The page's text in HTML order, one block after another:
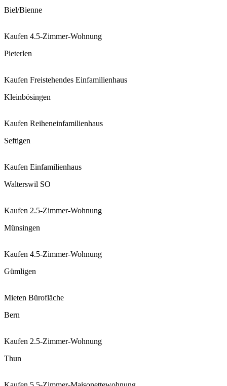
Biel/Bienne
Kaufen 4.5-Zimmer-Wohnung
Pieterlen
Kaufen Freistehendes Einfamilienhaus
Kleinbösingen
Kaufen Reiheneinfamilienhaus
Seftigen
Kaufen Einfamilienhaus
Walterswil SO
Kaufen 2.5-Zimmer-Wohnung
Münsingen
Kaufen 4.5-Zimmer-Wohnung
Gümligen
Mieten Bürofläche
Bern
Kaufen 2.5-Zimmer-Wohnung
Thun